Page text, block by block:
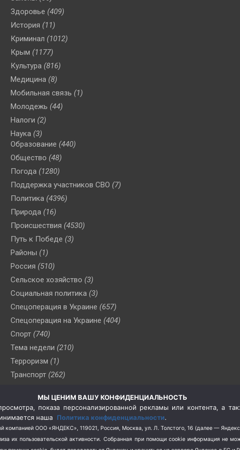
Здоровье (409)
История (11)
Криминал (1012)
Крым (1177)
Культура (816)
Медицина (8)
Мобильная связь (1)
Молодежь (44)
Налоги (2)
Наука (3)
Образование (440)
Общество (48)
Погода (1280)
Поддержка участников СВО (7)
Политика (4396)
Природа (16)
Происшествия (4530)
Путь к Победе (3)
Районы (1)
Россия (510)
Сельское хозяйство (3)
Социальная политика (3)
Спецоперация в Украине (657)
Спецоперация на Украине (404)
Спорт (740)
Тема недели (210)
Терроризм (1)
Транспорт (262)
(76)
Цены (2)
Школа и спорт (2)
Экология (8)
МЫ ЦЕНИМ ВАШУ КОНФИДЕНЦИАЛЬНОСТЬ
показа персонализированной рекламы или контента, а
наша Политика конфиденциальности.
компанией ООО «ЯНДЕКС», 119021, Россия, Москва, ул. Л. Толстого, 16 (далее —
их пользовательской активности. Собранная при помощи cookie информация не